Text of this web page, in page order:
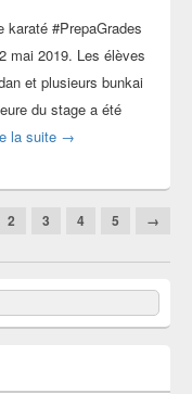
karaté #PrepaGrades
mai 2019. Les élèves
et plusieurs bunkai
du stage a été
la suite Photos stage
→
2 3 4 5 →